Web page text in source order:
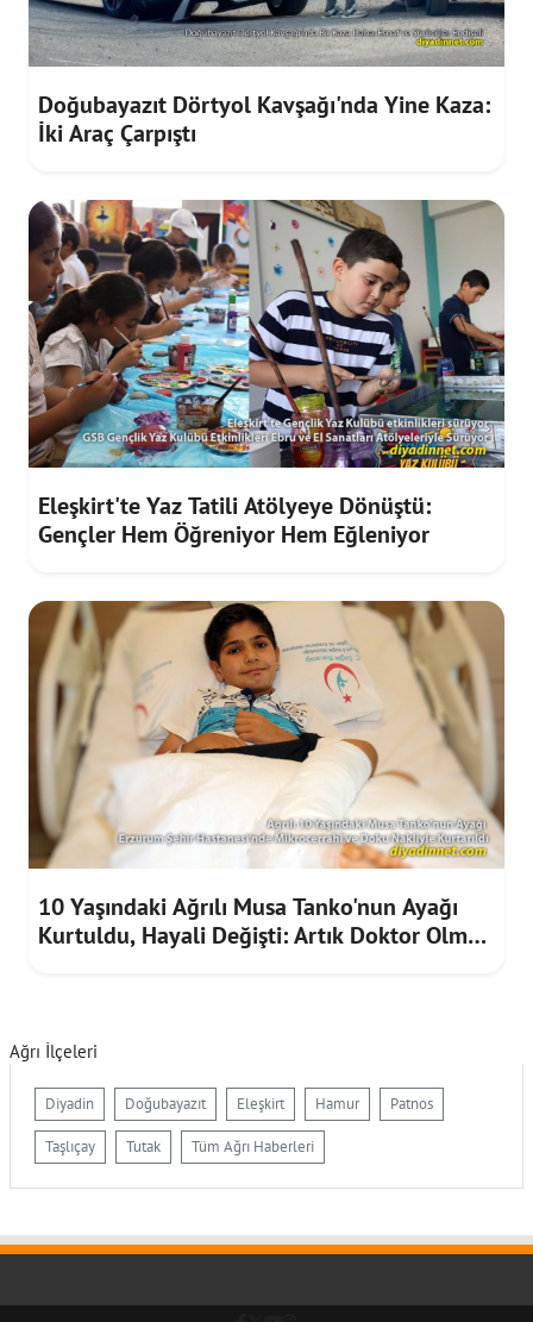
Doğubayazıt Dörtyol Kavşağı'nda Yine Kaza:
İki Araç Çarpıştı
Eleşkirt'te Yaz Tatili Atölyeye Dönüştü:
Gençler Hem Öğreniyor Hem Eğleniyor
10 Yaşındaki Ağrılı Musa Tanko'nun Ayağı
Kurtuldu, Hayali Değişti: Artık Doktor Olmak
Ağrı İlçeleri
Diyadin Doğubayazıt Eleşkirt Hamur Patnos
Taşlıçay Tutak Tüm Ağrı Haberleri